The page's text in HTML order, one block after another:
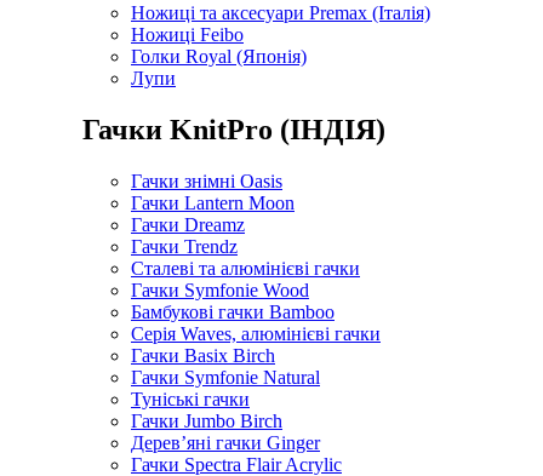
Ножиці та аксесуари Premax (Італія)
Ножиці Feibo
Голки Royal (Японія)
Лупи
Гачки KnitPro (ІНДІЯ)
Гачки знімні Oasis
Гачки Lantern Moon
Гачки Dreamz
Гачки Trendz
Сталеві та алюмінієві гачки
Гачки Symfonie Wood
Бамбукові гачки Bamboo
Серія Waves, алюмінієві гачки
Гачки Basix Birch
Гачки Symfonie Natural
Туніські гачки
Гачки Jumbo Birch
Дерев’яні гачки Ginger
Гачки Spectra Flair Acrylic